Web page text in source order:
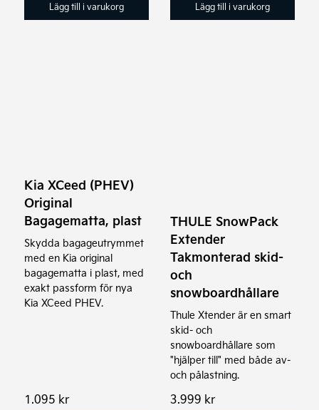
Lägg till i varukorg Lägg till i varukorg
Kia XCeed (PHEV)
Original
Bagagematta, plast
Skydda bagageutrymmet
med en Kia original
bagagematta i plast, med
exakt passform för nya
Kia XCeed PHEV.
1.095 kr
THULE SnowPack
Extender
Takmonterad skid-
och
snowboardhållare
Thule Xtender är en smart
skid- och
snowboardhållare som
"hjälper till" med både av-
och pålastning.
3.999 kr